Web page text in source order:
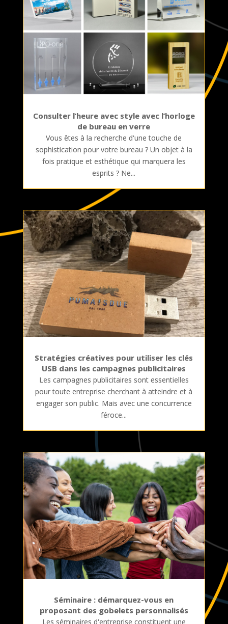
Consulter l’heure avec style avec l’horloge
de bureau en verre
Vous êtes à la recherche d'une touche de
sophistication pour votre bureau ? Un objet à la
fois pratique et esthétique qui marquera les
esprits ? Ne...
Stratégies créatives pour utiliser les clés
USB dans les campagnes publicitaires
Les campagnes publicitaires sont essentielles
pour toute entreprise cherchant à atteindre et à
engager son public. Mais avec une concurrence
féroce...
Séminaire : démarquez-vous en
proposant des gobelets personnalisés
Les séminaires d'entreprise constituent une